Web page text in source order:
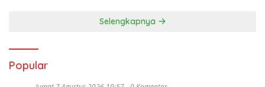
Selengkapnya
Popular